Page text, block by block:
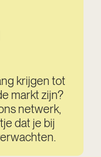
krijgen tot
markt zijn?
netwerk,
dat je bij